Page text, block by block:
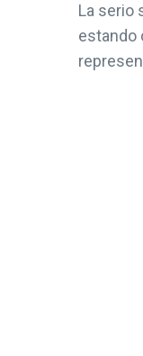
La serio
estando